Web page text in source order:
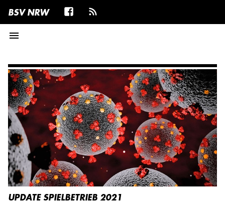
BSV NRW
menu
UPDATE SPIELBETRIEB 2021